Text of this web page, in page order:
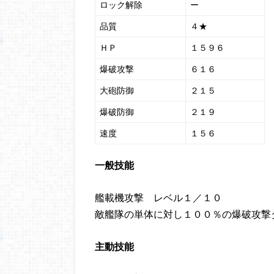
ロック解除 ー
品質 ４★
ＨＰ １５９６
爆破攻撃 ６１６
大砲防御 ２１５
爆破防御 ２１９
速度 １５６
一般技能
艦載機攻撃 レベル１／１０
敵艦隊の単体に対し１００％の爆破攻撃
主動技能